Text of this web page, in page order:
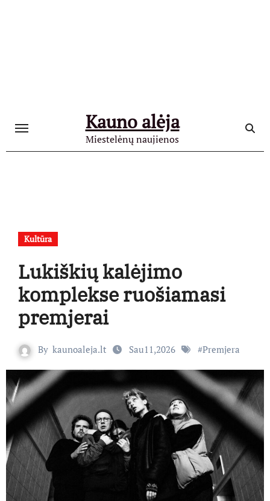
Kauno alėja
Miestelėnų naujienos
Kultūra
Lukiškių kalėjimo
komplekse ruošiamasi
premjerai
By kaunoaleja.lt Sau11,2026 #Premjera